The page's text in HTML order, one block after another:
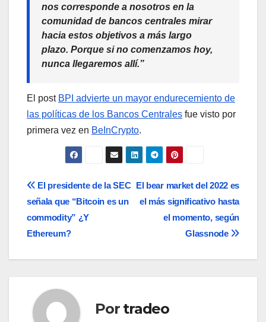
nos corresponde a nosotros en la
comunidad de bancos centrales mirar
hacia estos objetivos a más largo
plazo. Porque si no comenzamos hoy,
nunca llegaremos allí.”
El post BPI advierte un mayor endurecemiento de
las políticas de los Bancos Centrales fue visto por
primera vez en BeInCrypto.
Navegación
de
entradas
El bear market del 2022 es
el más significativo hasta
el momento, según
Glassnode
El presidente de la SEC
señala que “Bitcoin es un
commodity” ¿Y
Ethereum?
Por tradeo